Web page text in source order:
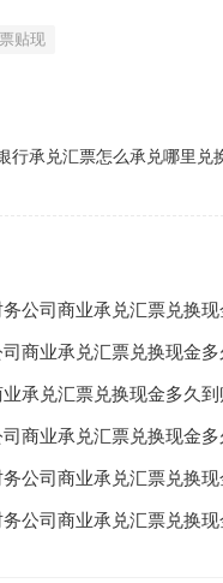
贴现
行承兑汇票怎么承兑哪里兑
公司商业承兑汇票兑换
商业承兑汇票兑换现金多
承兑汇票兑换现金多久到
商业承兑汇票兑换现金多
公司商业承兑汇票兑换
公司商业承兑汇票兑换